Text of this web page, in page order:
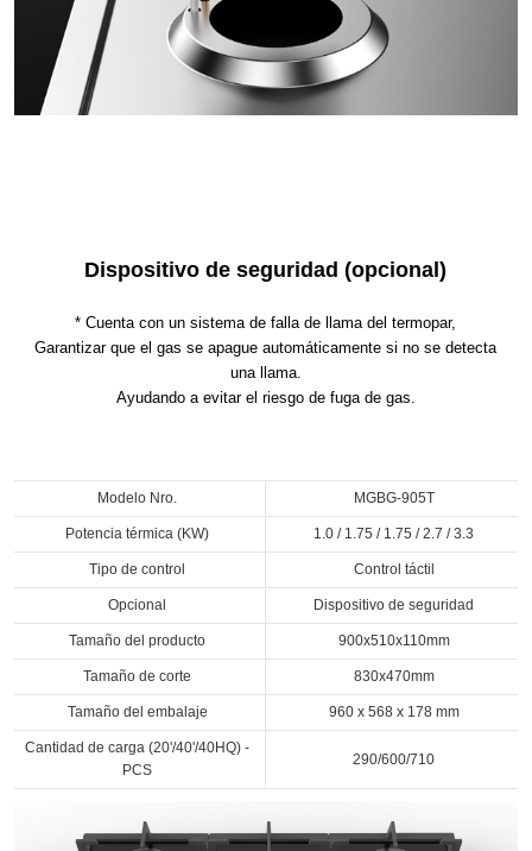
Dispositivo de seguridad (opcional)
* Cuenta con un sistema de falla de llama del termopar,
Garantizar que el gas se apague automáticamente si no se detecta
una llama.
Ayudando a evitar el riesgo de fuga de gas.
Modelo Nro. MGBG-905T
Potencia térmica (KW) 1.0 / 1.75 / 1.75 / 2.7 / 3.3
Tipo de control Control táctil
Opcional Dispositivo de seguridad
Tamaño del producto 900x510x110mm
Tamaño de corte 830x470mm
Tamaño del embalaje 960 x 568 x 178 mm
Cantidad de carga (20'/40'/40HQ) -
PCS
290/600/710